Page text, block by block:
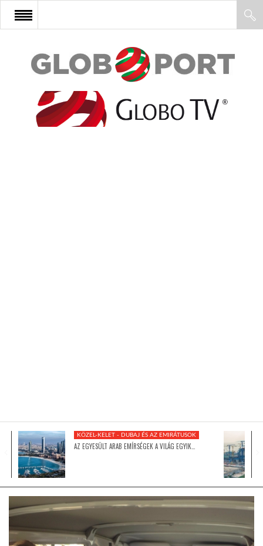
FŐOLDAL
AFRIKA
GLOBOTV BP
HÍR3D
KÖZEL-KELET - DUBAJ ÉS AZ EMIRÁTUSOK
AZ EGYESÜLT ARAB EMÍRSÉGEK A VILÁG EGYIK…